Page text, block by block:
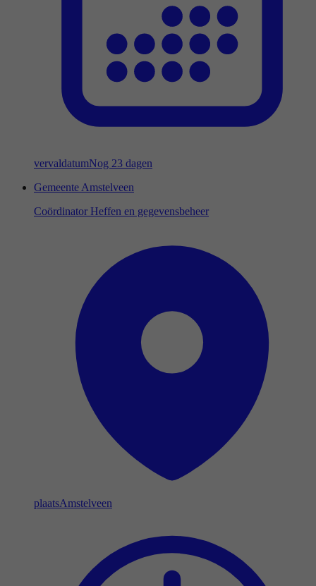
vervaldatumNog 23 dagen
Gemeente Amstelveen
Coördinator Heffen en gegevensbeheer
plaatsAmstelveen